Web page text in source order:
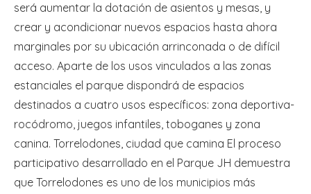
será aumentar la dotación de asientos y mesas, y
crear y acondicionar nuevos espacios hasta ahora
marginales por su ubicación arrinconada o de difícil
acceso. Aparte de los usos vinculados a las zonas
estanciales el parque dispondrá de espacios
destinados a cuatro usos específicos: zona deportiva-
rocódromo, juegos infantiles, toboganes y zona
canina. Torrelodones, ciudad que camina El proceso
participativo desarrollado en el Parque JH demuestra
que Torrelodones es uno de los municipios más